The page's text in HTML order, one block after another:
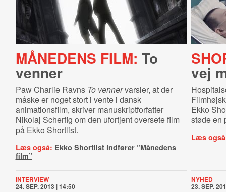
MÅNEDENS FILM: To
venner
Paw Charlie Ravns To vennervarsler, at der
måske er noget stort i vente i dansk
animationsfilm, skriver manuskriptforfatter
Nikolaj Scherfig om den ufortjent oversete film
på Ekko Shortlist.
Læs også: Ekko Shortlist indfører ”Månedens
film”
vej
Ekko
støde en
Læs
INTERVIEW
24. SEP. 2013 | 14:50
NYHED
23. SEP.